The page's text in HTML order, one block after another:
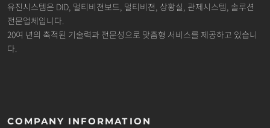
유진시스템은 DID, 멀티비젼보드, 멀티비젼, 상황실, 관제시스템, 솔루션
전문업체입니다.
20여 년의 축적된 기술력과 전문성으로 맞춤형 서비스를 제공하고 있습니
다.
COMPANY INFORMATION